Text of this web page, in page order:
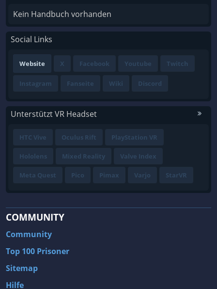
Kein Handbuch vorhanden
Social Links
Website X Facebook Youtube Twitch
Instagram Fanseite Wiki Discord
Unterstützt VR Headset
HTC Vive Oculus Rift PlayStation VR
Hololens Mixed Reality Valve Index
Meta Quest Pico Pimax Varjo StarVR
COMMUNITY
Community
Top 100 Prisoner
Sitemap
Hilfe